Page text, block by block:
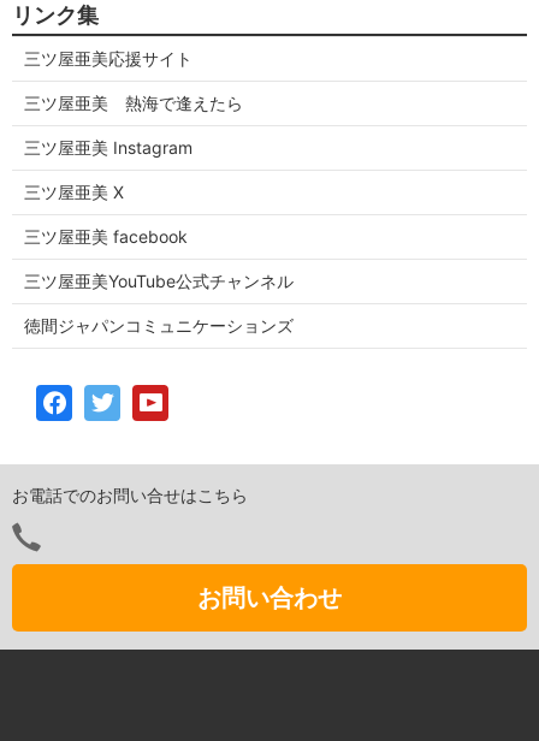
リンク集
三ツ屋亜美応援サイト
三ツ屋亜美 熱海で逢えたら
三ツ屋亜美 Instagram
三ツ屋亜美 X
三ツ屋亜美 facebook
三ツ屋亜美YouTube公式チャンネル
徳間ジャパンコミュニケーションズ
お電話でのお問い合せはこちら
お問い合わせ